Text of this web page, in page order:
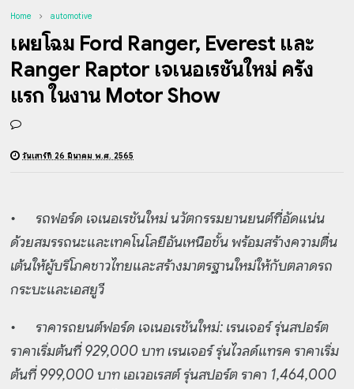
Home automotive
เผยโฉม Ford Ranger, Everest และ
Ranger Raptor เจเนอเรชันใหม่ ครั้ง
แรก ในงาน Motor Show
วันเสาร์ที่ 26 มีนาคม พ.ศ. 2565
•
รถฟอร์ด เจเนอเรชันใหม่ นวัตกรรมยานยนต์ที่อัดแน่น
ด้วยสมรรถนะและเทคโนโลยีอันเหนือชั้น พร้อมสร้างความตื่น
เต้นให้ผู้บริโภคชาวไทยและสร้างมาตรฐานใหม่ให้กับตลาดรถ
กระบะและเอสยูวี
•
ราคารถยนต์ฟอร์ด เจเนอเรชันใหม่: เรนเจอร์ รุ่นสปอร์ต
ราคาเริ่มต้นที่ 929,000 บาท เรนเจอร์ รุ่นไวลด์แทรค ราคาเริ่ม
ต้นที่ 999,000 บาท เอเวอเรสต์ รุ่นสปอร์ต ราคา 1,464,000